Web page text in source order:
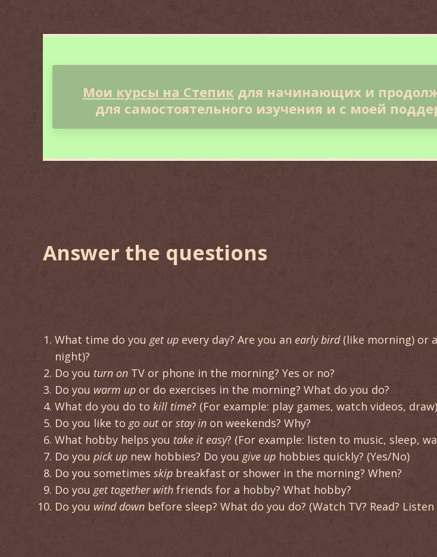
Мои курсы на Степик для начинающих и
для самостоятельного изучения и с моей
Answer the questions
What time do you get up every day? Are you an early bird(like morning) or a
night)?
Do you turn on TV or phone in the morning? Yes or no?
Do you warm up or do exercises in the morning? What do you do?
What do you do to kill time? (For example: play games, watch videos, draw)
Do you like to go outor stay in on weekends? Why?
What hobby helps you take it easy? (For example: listen to music, sleep,
Do you pick up new hobbies? Do you give up hobbies quickly? (Yes/No)
Do you sometimes skip breakfast or shower in the morning? When?
Do you get together with friends for a hobby? What hobby?
Do you wind down before sleep? What do you do? (Watch TV? Read?